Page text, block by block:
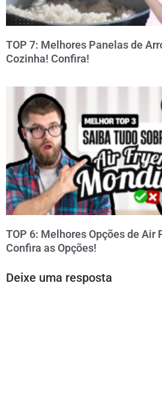
TOP 7: Melhores Panelas de
Cozinha! Confira!
TOP 6: Melhores Opções de Air
Confira as Opções!
Deixe uma resposta